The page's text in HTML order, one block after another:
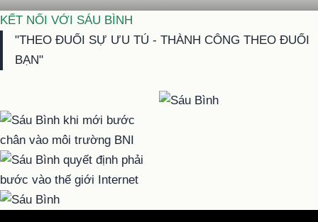
KẾT NỐI VỚI SÁU BÌNH
"THEO ĐUỔI SỰ ƯU TÚ - THÀNH CÔNG THEO ĐUỔI
BẠN"